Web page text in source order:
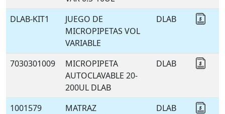
DLAB-KIT1
JUEGO DE
MICROPIPETAS VOL
VARIABLE
DLAB
7030301009
MICROPIPETA
AUTOCLAVABLE 20-
200UL DLAB
DLAB
1001579
MATRAZ
DLAB